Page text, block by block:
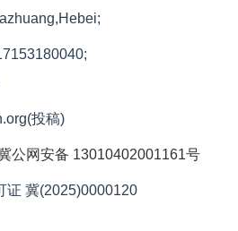
投稿)
公网安备 13010402001161号
证 冀(2025)0000120